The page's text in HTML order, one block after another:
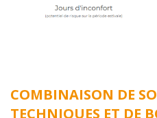
COMBINAISON DE
TECHNIQUES ET DE